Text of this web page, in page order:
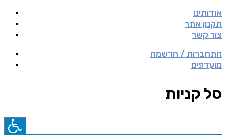
אודותינו
תקנון אתר
צור קשר
התחברות / הרשמה
מועדפים
סל קניות